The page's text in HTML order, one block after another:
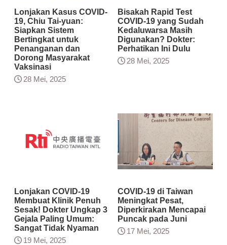
Lonjakan Kasus COVID-
19, Chiu Tai-yuan:
Siapkan Sistem
Bertingkat untuk
Penanganan dan
Dorong Masyarakat
Vaksinasi
28 Mei, 2025
Bisakah Rapid Test
COVID-19 yang Sudah
Kedaluwarsa Masih
Digunakan? Dokter:
Perhatikan Ini Dulu
28 Mei, 2025
Lonjakan COVID-19
Membuat Klinik Penuh
Sesak! Dokter Ungkap 3
Gejala Paling Umum:
Sangat Tidak Nyaman
19 Mei, 2025
COVID-19 di Taiwan
Meningkat Pesat,
Diperkirakan Mencapai
Puncak pada Juni
17 Mei, 2025